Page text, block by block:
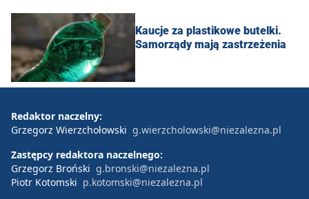
Kaucje za plastikowe butelki.
Samorządy mają zastrzeżenia
Redaktor naczelny:
Grzegorz Wierzchołowski g.wierzcholowski@niezalezna.pl
Zastępcy redaktora naczelnego:
Grzegorz Broński g.bronski@niezalezna.pl
Piotr Kotomski p.kotomski@niezalezna.pl